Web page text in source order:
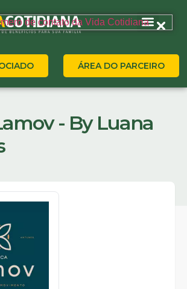
ÁREA DO PARCEIRO
- By Luana